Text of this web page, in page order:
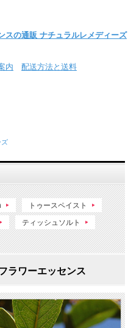
スの通販 ナチュラルレメディーズ
内 配送方法と送料
ズ
トゥースペイスト
ティッシュソルト
ラワーエッセンス